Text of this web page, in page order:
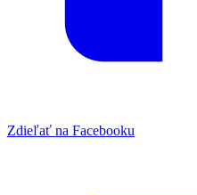
Zdieľať na Facebooku